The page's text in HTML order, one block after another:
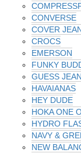
CONVERSE
COVER
CROCS
EMERSON
FUNKY
GUESS
HAVAIANAS
HEY DUDE
HOKA ONE
HYDRO
NAVY &
NEW